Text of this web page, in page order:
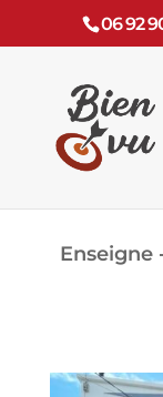
06 92
Enseigne